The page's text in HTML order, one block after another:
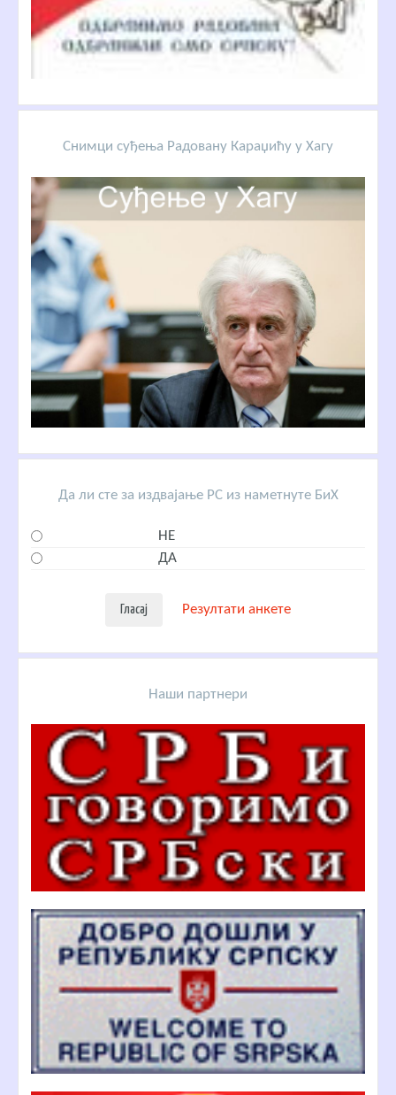
Снимци суђења Радовану Караџићу у Хагу
Да ли сте за издвајање РС из наметнуте БиХ
НЕ
ДА
Резултати анкете
Наши партнери